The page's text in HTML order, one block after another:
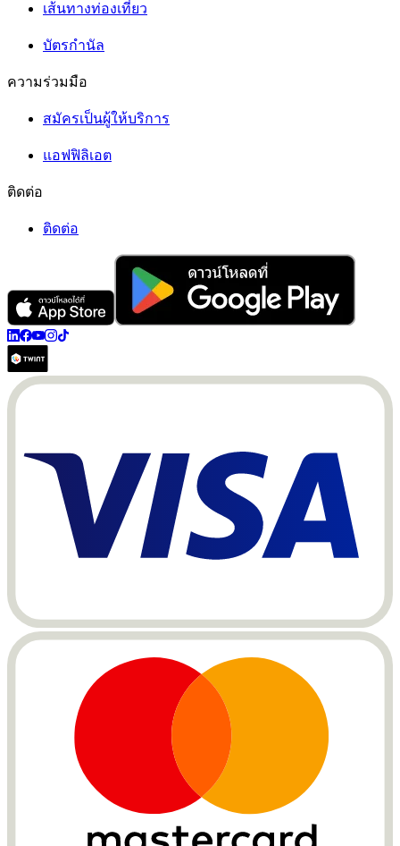
เส้นทางท่องเที่ยว
บัตรกำนัล
ความร่วมมือ
สมัครเป็นผู้ให้บริการ
แอฟฟิลิเอต
ติดต่อ
ติดต่อ